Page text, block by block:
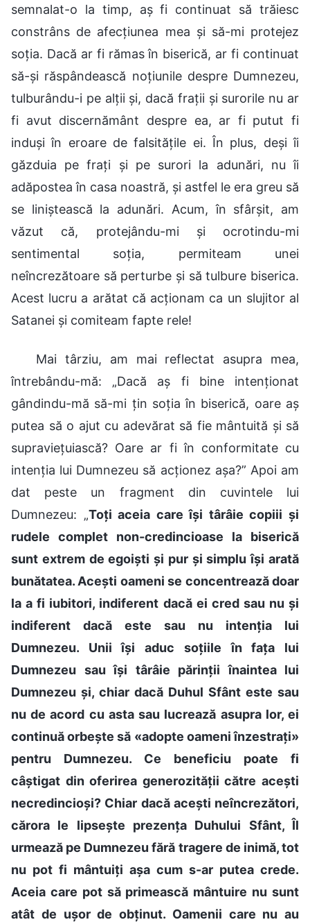
semnalat-o la timp, aș fi continuat să trăiesc
constrâns de afecțiunea mea și să-mi protejez
soția. Dacă ar fi rămas în biserică, ar fi continuat
să-și răspândească noțiunile despre Dumnezeu,
tulburându-i pe alții și, dacă frații și surorile nu ar
fi avut discernământ despre ea, ar fi putut fi
induși în eroare de falsitățile ei. În plus, deși îi
găzduia pe frați și pe surori la adunări, nu îi
adăpostea în casa noastră, și astfel le era greu să
se liniștească la adunări. Acum, în sfârșit, am
văzut că, protejându-mi și ocrotindu-mi
sentimental soția, permiteam unei
neîncrezătoare să perturbe și să tulbure biserica.
Acest lucru a arătat că acționam ca un slujitor al
Satanei și comiteam fapte rele!
Mai târziu, am mai reflectat asupra mea,
întrebându-mă: „Dacă aș fi bine intenționat
gândindu-mă să-mi țin soția în biserică, oare aș
putea să o ajut cu adevărat să fie mântuită și să
supraviețuiască? Oare ar fi în conformitate cu
intenția lui Dumnezeu să acționez așa?” Apoi am
dat peste un fragment din cuvintele lui
Dumnezeu: „Toți aceia care își târâie copiii și
rudele complet non-credincioase la biserică
sunt extrem de egoiști și pur și simplu își arată
bunătatea. Acești oameni se concentrează doar
la a fi iubitori, indiferent dacă ei cred sau nu și
indiferent dacă este sau nu intenția lui
Dumnezeu. Unii își aduc soțiile în fața lui
Dumnezeu sau își târâie părinții înaintea lui
Dumnezeu și, chiar dacă Duhul Sfânt este sau
nu de acord cu asta sau lucrează asupra lor, ei
continuă orbește să «adopte oameni înzestrați»
pentru Dumnezeu. Ce beneficiu poate fi
câștigat din oferirea generozității către acești
necredincioși? Chiar dacă acești neîncrezători,
cărora le lipsește prezența Duhului Sfânt, Îl
urmează pe Dumnezeu fără tragere de inimă, tot
nu pot fi mântuiți așa cum s-ar putea crede.
Aceia care pot să primească mântuire nu sunt
atât de ușor de obținut. Oamenii care nu au